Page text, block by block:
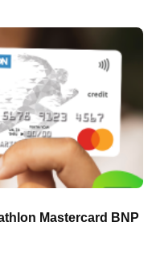
Mastercard BNP